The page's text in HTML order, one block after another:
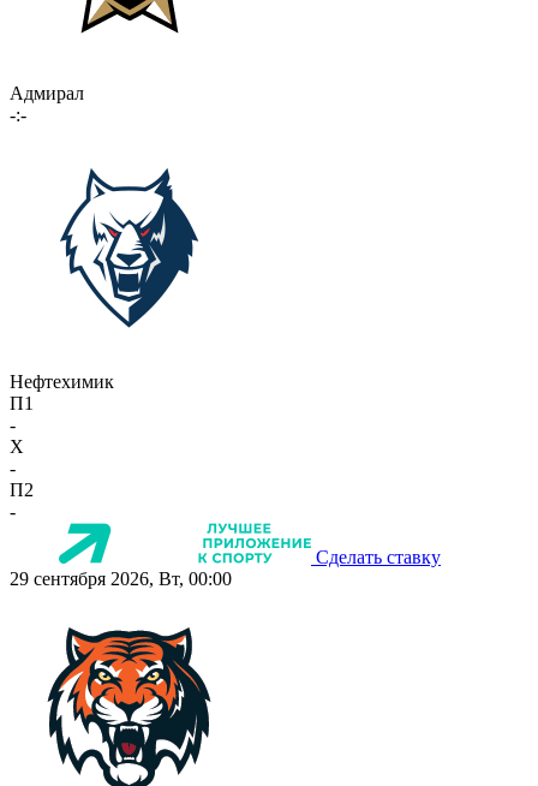
Адмирал
-:-
Нефтехимик
П1
-
X
-
П2
-
Сделать ставку
29 сентября 2026, Вт, 00:00